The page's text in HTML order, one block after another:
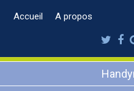
Accueil A propos